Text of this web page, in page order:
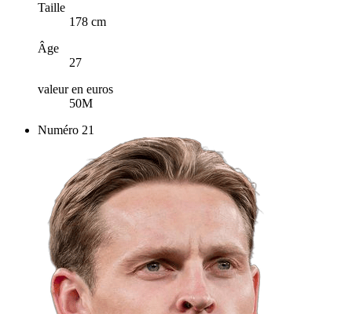
Taille
178 cm
Âge
27
valeur en euros
50M
Numéro 21